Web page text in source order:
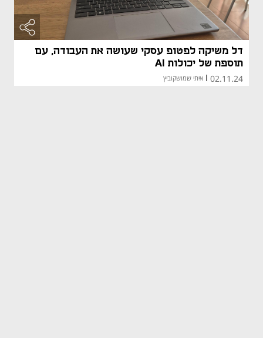
דל משיקה לפטופ עסקי שעושה את העבודה, עם
תוספת של יכולות AI
02.11.24 איתי שמושקוביץ